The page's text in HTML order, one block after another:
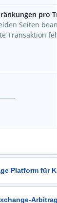
pro
Seiten
Transaktion
Software,
dort, wo
als ein Mensch
Platform für